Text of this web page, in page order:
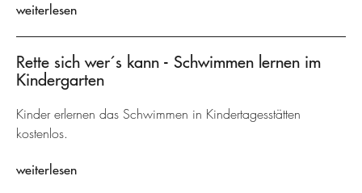
weiterlesen
Rette sich wer´s kann - Schwimmen lernen im
Kindergarten
Kinder erlernen das Schwimmen in Kindertagesstätten
kostenlos.
weiterlesen